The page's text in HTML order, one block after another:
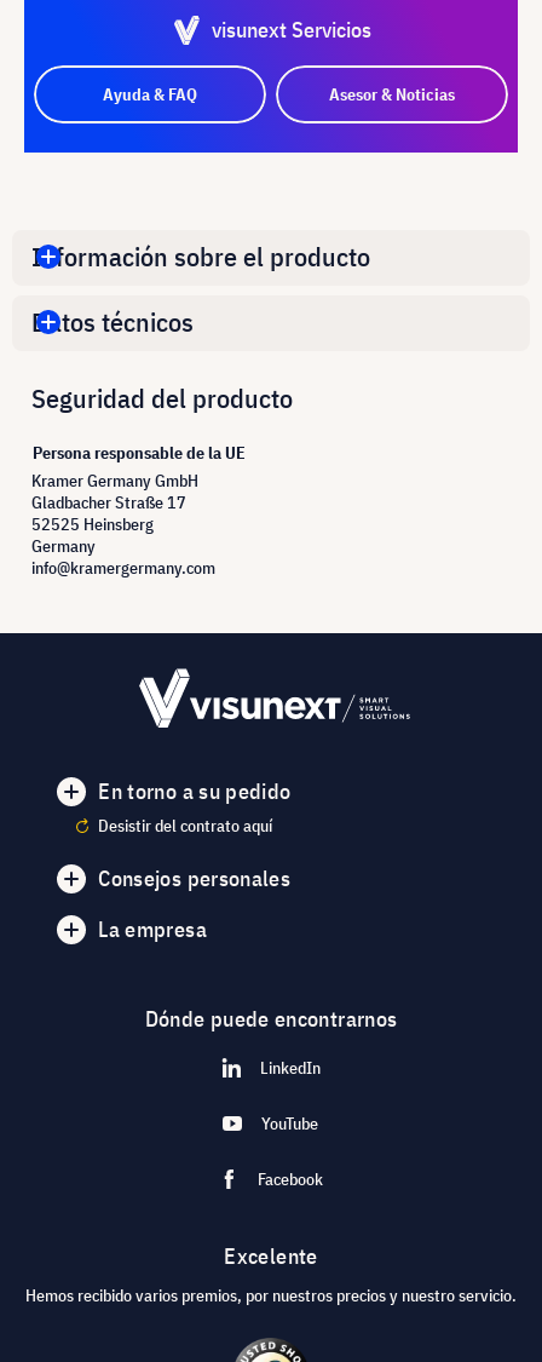
visunext Servicios
Ayuda & FAQ Asesor & Noticias
Información sobre el producto
Datos técnicos
Seguridad del producto
Persona responsable de la UE
Kramer Germany GmbH
Gladbacher Straße 17
52525 Heinsberg
Germany
info@kramergermany.com
En torno a su pedido
Desistir del contrato aquí
Consejos personales
La empresa
Dónde puede encontrarnos
LinkedIn
YouTube
Facebook
Excelente
Hemos recibido varios premios, por nuestros precios y nuestro servicio.